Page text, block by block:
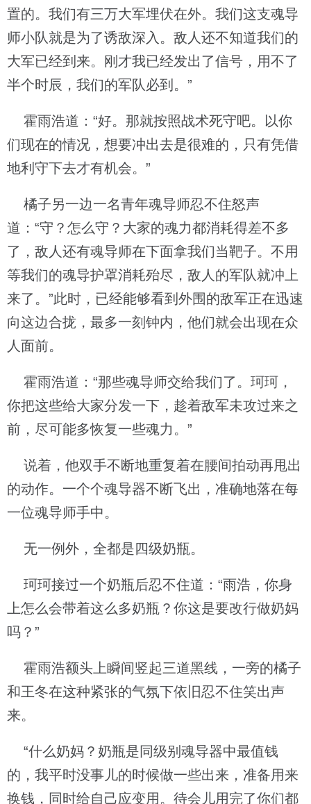
置的。我们有三万大军埋伏在外。我们这支魂导
师小队就是为了诱敌深入。敌人还不知道我们的
大军已经到来。刚才我已经发出了信号，用不了
半个时辰，我们的军队必到。”
霍雨浩道：“好。那就按照战术死守吧。以你
们现在的情况，想要冲出去是很难的，只有凭借
地利守下去才有机会。”
橘子另一边一名青年魂导师忍不住怒声
道：“守？怎么守？大家的魂力都消耗得差不多
了，敌人还有魂导师在下面拿我们当靶子。不用
等我们的魂导护罩消耗殆尽，敌人的军队就冲上
来了。”此时，已经能够看到外围的敌军正在迅速
向这边合拢，最多一刻钟内，他们就会出现在众
人面前。
霍雨浩道：“那些魂导师交给我们了。珂珂，
你把这些给大家分发一下，趁着敌军未攻过来之
前，尽可能多恢复一些魂力。”
说着，他双手不断地重复着在腰间拍动再甩出
的动作。一个个魂导器不断飞出，准确地落在每
一位魂导师手中。
无一例外，全都是四级奶瓶。
珂珂接过一个奶瓶后忍不住道：“雨浩，你身
上怎么会带着这么多奶瓶？你这是要改行做奶妈
吗？”
霍雨浩额头上瞬间竖起三道黑线，一旁的橘子
和王冬在这种紧张的气氛下依旧忍不住笑出声
来。
“什么奶妈？奶瓶是同级别魂导器中最值钱
的，我平时没事儿的时候做一些出来，准备用来
换钱，同时给自己应变用。待会儿用完了你们都